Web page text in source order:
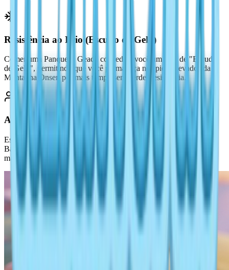
Resistência ao Frio (Escudo de Gelo)
Comer uma Panqueca Geada concede a você um buff de "Escudo
de Gelo", permitindo que você permaneça nos picos nevados da
Montanha Onsen por mais tempo sem perder resistência.
Afinidade Social (Convidado Celestial)
Esta é a comida "compartilhável" com maior classificação para o
Banquete Aurora Heartopia. Compartilhar uma pilha destas é a
maneira mais rápida de obter a conquista "Convidado Celestial".